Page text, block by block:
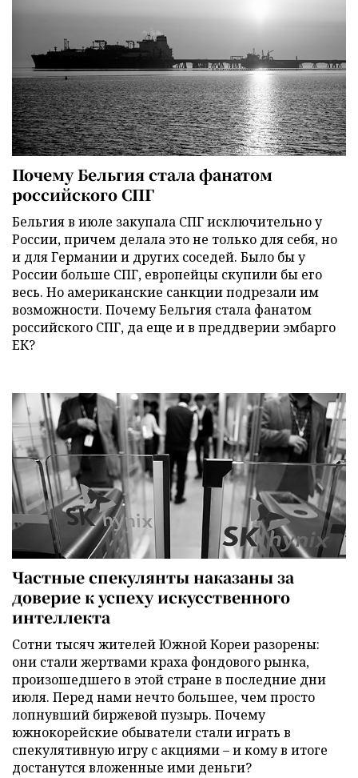
Почему Бельгия стала фанатом
российского СПГ
Бельгия в июле закупала СПГ исключительно у
России, причем делала это не только для себя, но
и для Германии и других соседей. Было бы у
России больше СПГ, европейцы скупили бы его
весь. Но американские санкции подрезали им
возможности. Почему Бельгия стала фанатом
российского СПГ, да еще и в преддверии эмбарго
ЕК?
Частные спекулянты наказаны за
доверие к успеху искусственного
интеллекта
Сотни тысяч жителей Южной Кореи разорены:
они стали жертвами краха фондового рынка,
произошедшего в этой стране в последние дни
июля. Перед нами нечто большее, чем просто
лопнувший биржевой пузырь. Почему
южнокорейские обыватели стали играть в
спекулятивную игру с акциями – и кому в итоге
достанутся вложенные ими деньги?